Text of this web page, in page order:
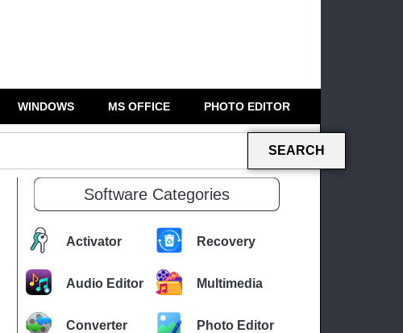
WINDOWS MS OFFICE PHOTO EDITOR
SEARCH
Software Categories
Activator Recovery
Audio Editor Multimedia
Converter Photo Editor